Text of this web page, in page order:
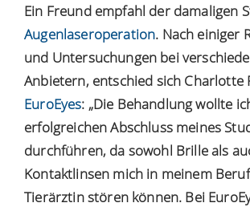
Ein Freund empfahl der damaligen
Augenlaseroperation. Nach einiger
und Untersuchungen bei
Anbietern, entschied sich Charlotte
EuroEyes: „Die Behandlung wollte
erfolgreichen Abschluss meines
durchführen, da sowohl Brille als
Kontaktlinsen mich in meinem
Tierärztin stören können. Bei